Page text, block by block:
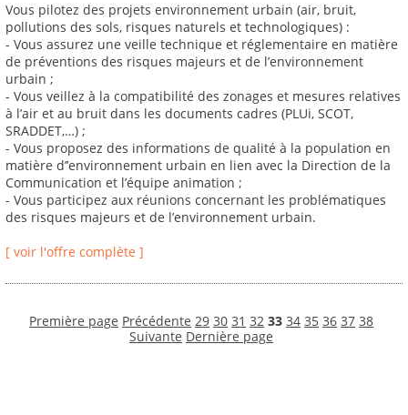
Vous pilotez des projets environnement urbain (air, bruit,
pollutions des sols, risques naturels et technologiques) :
- Vous assurez une veille technique et réglementaire en matière
de préventions des risques majeurs et de l’environnement
urbain ;
- Vous veillez à la compatibilité des zonages et mesures relatives
à l’air et au bruit dans les documents cadres (PLUi, SCOT,
SRADDET,…) ;
- Vous proposez des informations de qualité à la population en
matière d’’environnement urbain en lien avec la Direction de la
Communication et l’équipe animation ;
- Vous participez aux réunions concernant les problématiques
des risques majeurs et de l’environnement urbain.
[ voir l'offre complète ]
Première page Précédente 29 30 31 32 33 34 35 36 37 38
Suivante Dernière page